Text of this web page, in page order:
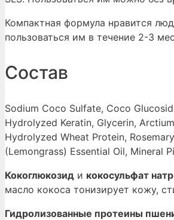
Компактная формула нравится
пользоваться им в течение 2-3
Состав
Sodium Coco Sulfate, Coco
Hydrolyzed Keratin, Glycerin,
Hydrolyzed Wheat Protein,
(Lemongrass) Essential Oil, Mineral
Кокоглюкозид и кокосульфат
масло кокоса тонизирует кожу,
Гидролизованные протеины